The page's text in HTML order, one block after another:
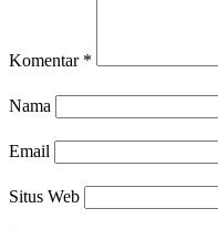
Komentar *
Nama
Email
Situs Web